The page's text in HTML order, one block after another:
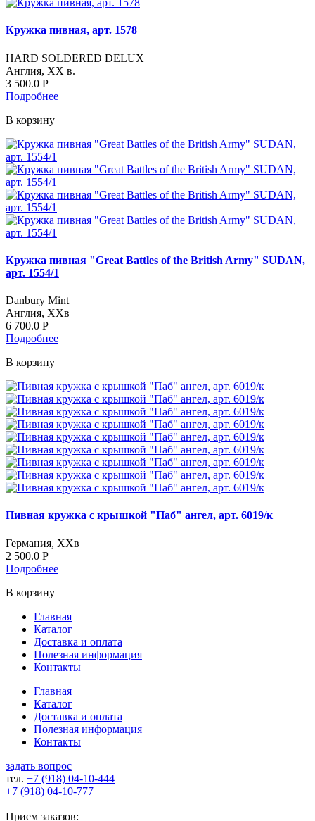
Кружка пивная, арт. 1578
HARD SOLDERED DELUX
Англия, XX в.
3 500.0 Р
Подробнее
В корзину
Кружка пивная "Great Battles of the British Army" SUDAN,
арт. 1554/1
Danbury Mint
Англия, ХХв
6 700.0 Р
Подробнее
В корзину
Пивная кружка с крышкой "Паб" ангел, арт. 6019/к
Германия, ХХв
2 500.0 Р
Подробнее
В корзину
Главная
Каталог
Доставка и оплата
Полезная информация
Контакты
Главная
Каталог
Доставка и оплата
Полезная информация
Контакты
задать вопрос
тел. +7 (918) 04-10-444
+7 (918) 04-10-777
Прием заказов: